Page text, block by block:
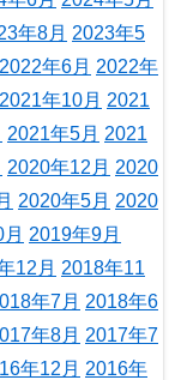
年8月 2023年5
2022年6月 2022年
2021年10月 2021
2021年5月 2021
2020年12月 2020
2020年5月 2020
2019年9月
12月 2018年11
年7月 2018年6
年8月 2017年7
年12月 2016年